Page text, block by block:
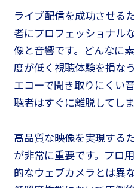
ライブ配信を成功させる
者にプロフェッショナル
像と音響です。どんなに
度が低く視聴体験を損な
エコーで聞き取りにくい
聴者はすぐに離脱してしま
高品質な映像を実現する
が非常に重要です。プロ
的なウェブカメラとは異